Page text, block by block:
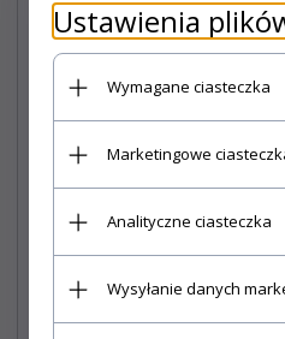
Pokrowiec ARCADIA na
Ustawienia
Wymagane ciasteczka
Marketingowe
Analityczne ciasteczka
Wysyłanie danych